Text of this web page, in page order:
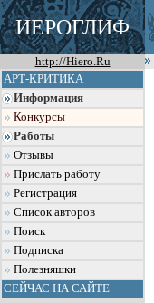
ИЕРОГЛИФ
http://Hiero.Ru
АРТ-КРИТИКА
Информация
Конкурсы
Работы
Отзывы
Прислать работу
Регистрация
Список авторов
Поиск
Подписка
Полезняшки
СЕЙЧАС НА САЙТЕ